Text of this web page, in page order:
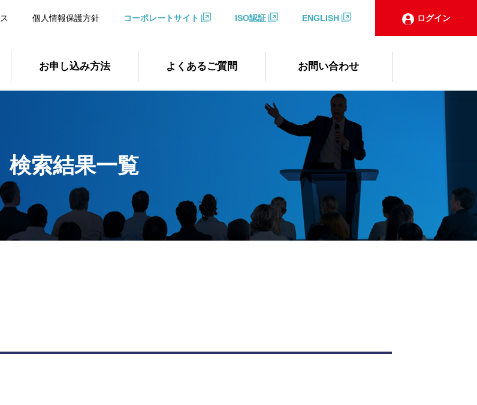
個人情報保護方針 コーポレートサイト ISO認証 ENGLISH ログイン
お申し込み方法 よくあるご質問 お問い合わせ
検索結果一覧